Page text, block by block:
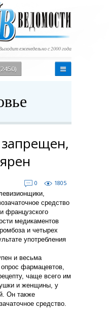
еженедельно с 2000 года
0
1805
средство
французского
медикаментов
и четырех
употребления
и весьма
фармацевтов,
чаще всего им
и женщины, у
Он также
средство.